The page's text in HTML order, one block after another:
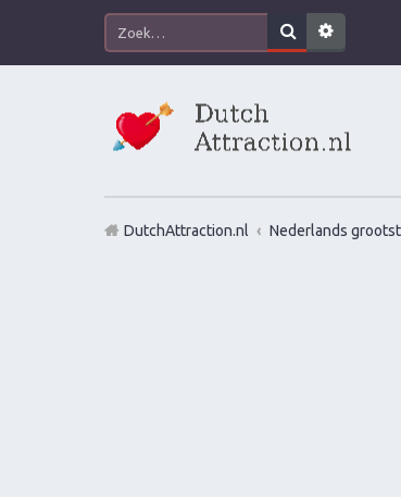
DutchAttraction.nl Nederlands